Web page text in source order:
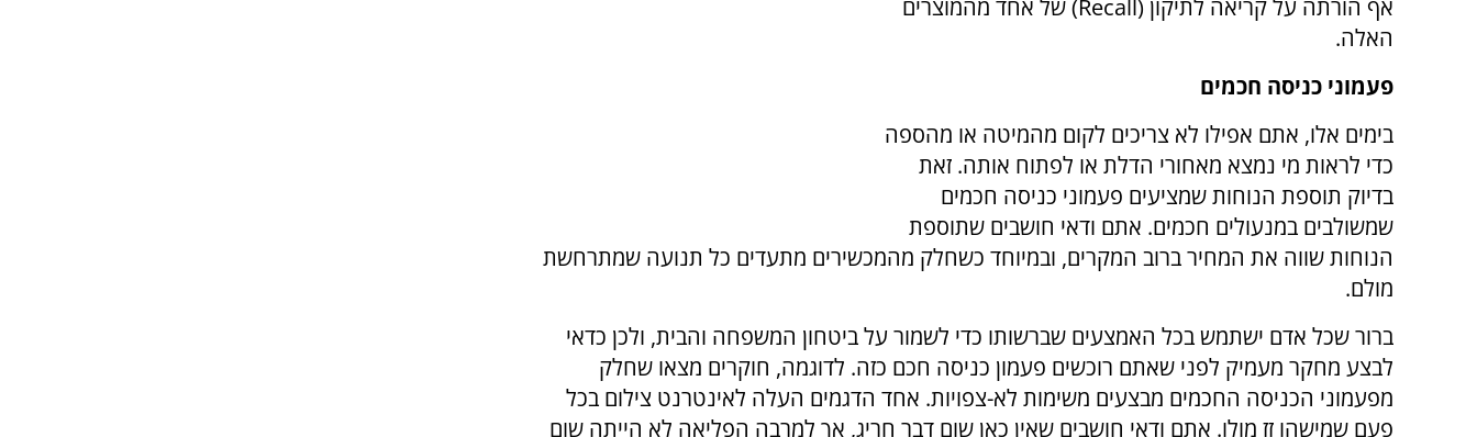
אף הורתה על קריאה לתיקון (Recall) של אחד מהמוצרים
האלה.
פעמוני כניסה חכמים
בימים אלו, אתם אפילו לא צריכים לקום מהמיטה או מהספה
כדי לראות מי נמצא מאחורי הדלת או לפתוח אותה. זאת
בדיוק תוספת הנוחות שמציעים פעמוני כניסה חכמים
שמשולבים במנעולים חכמים. אתם ודאי חושבים שתוספת
הנוחות שווה את המחיר ברוב המקרים, ובמיוחד כשחלק מהמכשירים מתעדים כל תנועה שמתרחשת
מולם.
ברור שכל אדם ישתמש בכל האמצעים שברשותו כדי לשמור על ביטחון המשפחה והבית, ולכן כדאי
לבצע מחקר מעמיק לפני שאתם רוכשים פעמון כניסה חכם כזה. לדוגמה, חוקרים מצאו שחלק
מפעמוני הכניסה החכמים מבצעים משימות לא-צפויות. אחד הדגמים העלה לאינטרנט צילום בכל
פעם שמישהו זז מולו. אתם ודאי חושבים שאין כאן שום דבר חריג, אך למרבה הפליאה לא הייתה שום